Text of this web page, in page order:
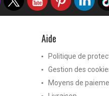
Aide
Politique de
Gestion des
Moyens de